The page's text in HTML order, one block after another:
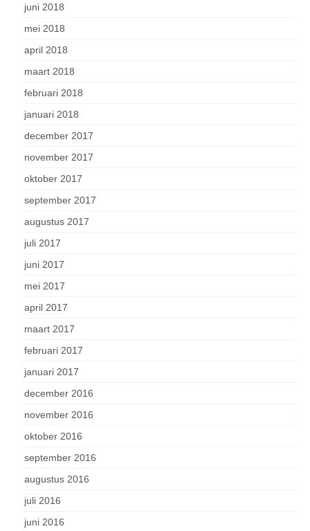
juni 2018
mei 2018
april 2018
maart 2018
februari 2018
januari 2018
december 2017
november 2017
oktober 2017
september 2017
augustus 2017
juli 2017
juni 2017
mei 2017
april 2017
maart 2017
februari 2017
januari 2017
december 2016
november 2016
oktober 2016
september 2016
augustus 2016
juli 2016
juni 2016